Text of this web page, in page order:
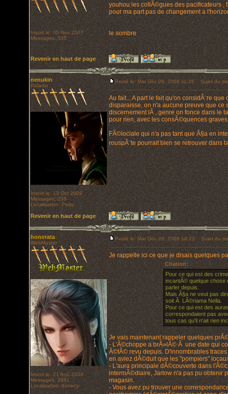
Inscrit le: 05 Nov 2007
Messages: 535
youhou les collÃ©gues des pacificateurs ,
pour ma part pas de changement a
le sombre
Revenir en haut de page
nenukin
Paladin
Inscrit le: 13 Oct 2006
Messages: 238
Localisation: Poisy
Posté le: Mar Déc 09, 2008 11:26 Sujet du
Au fait... A part le fait qu'on considÃ¨re
disparaisse, on n'a aucune preuve que ce
discernement lÃ , genre on fonce dans le
pour rien, avec les consÃ©quences
FÃ©lociale qui n'a pas tant que Ã§a en
rouspÃ¨te pourrait bien se retrouver dans
Revenir en haut de page
honorata
WebMaster
Inscrit le: 21 Aoû 2006
Messages: 2981
Localisation: Annecy
Posté le: Mar Déc 09, 2008 18:23 Sujet du
Je rappelle ici ce que je disais quelques
Citation:
Pour ce qui est des
incantÃ© quelque chose
parler depuis.
Mais Ã§a ne veut pas
soit Ã LÃ©riama Nella.
Pour ce qui est des
correspondaient pas
tous cas qu'il n'ait rien
Je vais maintenant rappeler quelques
- L'Ã©choppe a brÃ»lÃ© Ã une date qui
Ã©tÃ© revu depuis. D'innombrables
en aviez dÃ©duit que les "pompiers"
- L'aura principale dÃ©couverte dans
intermÃ©diaire, Jarlow n'a pas pu obtenir
magasin.
- Vous avez pu trouver une